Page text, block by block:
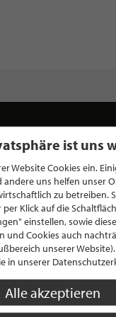
UP TO DATE! Melden
Newsletter an und
Trendsund
für unseren
zu.
ist uns
Website Cookies ein.
andere uns helfen unser
zu betreiben.
Klick auf die
einstellen, sowie
und Cookies auch
unserer
in unserer
Alle akzeptieren